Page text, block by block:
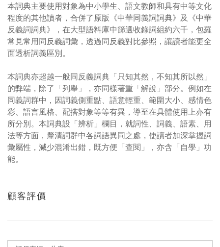
本詞典主要使用對象為中小學生、語文教師和具有中等文化
程度的其他讀者，合併了原版《中華同義詞詞典》及《中華
反義詞詞典》，在大型語料庫中篩選收錄詞組約六千，包羅
常見常用同反義詞彙，透過同反義對比參照，讓讀者能更全
面透析詞義區別。
本詞典亦超越一般同反義詞典「只知其然，不知其所以然」
的弊端，除了「列舉」，亦同樣著重「解說」部分。例如在
同義詞群中，因詞義側重點、語意輕重、範圍大小、感情色
彩、語言風格、配搭對象等等有異，導至在具體使用上亦有
所分別。本詞典設「辨析」欄目，就詞性、詞義、語素、用
法等方面，釐清詞群中各詞語異同之處，使讀者加深掌握詞
彙屬性，減少混淆出錯，既方便「查閱」，亦含「自學」功
能。
顧客評價